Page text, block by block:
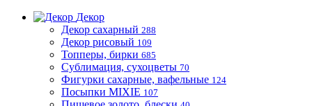
Декор
Декор сахарный 288
Декор рисовый 109
Топперы, бирки 685
Сублимация, сухоцветы 70
Фигурки сахарные, вафельные 124
Посыпки MIXIE 107